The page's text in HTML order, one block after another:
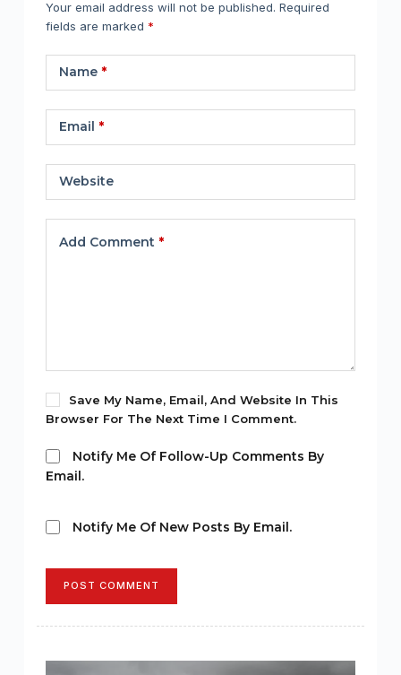
Your email address will not be published. Required
fields are marked *
Name*
Email *
Website
Add Comment *
Save My Name, Email, And Website In This
Browser For The Next Time I Comment.
Notify Me Of Follow-Up Comments By
Email.
Notify Me Of New Posts By Email.
POST COMMENT